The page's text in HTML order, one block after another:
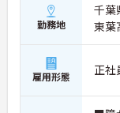
ります
・介護福祉士を取
プラチナ介護職
円の手当が加算さ
・介護福祉士国家
対策・ケアマネジ
を自社開講して
勤務地
千葉
東葉
雇用形態 正社